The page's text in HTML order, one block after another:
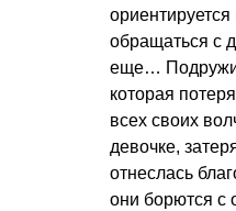
обращаться с
еще…
которая
всех своих
девочке,
отнеслась
они борются с